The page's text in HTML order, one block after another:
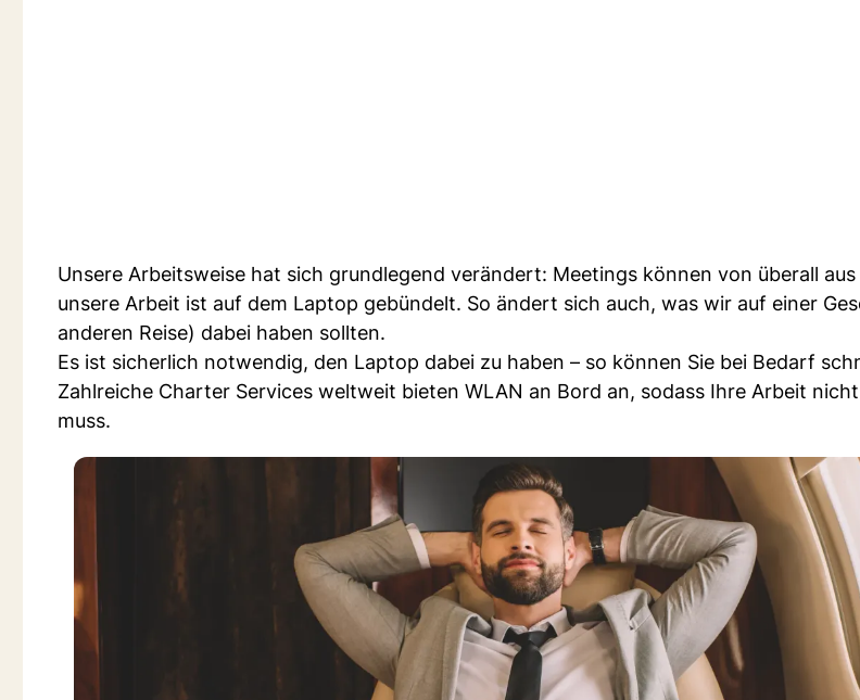
Unsere Arbeitsweise hat sich grundlegend verändert: Meetings können von überall
unsere Arbeit ist auf dem Laptop gebündelt. So ändert sich auch, was wir auf einer
anderen Reise) dabei haben sollten.
Es ist sicherlich notwendig, den Laptop dabei zu haben – so können Sie bei Bedarf
Zahlreiche Charter Services weltweit bieten WLAN an Bord an, sodass Ihre Arbeit
muss.